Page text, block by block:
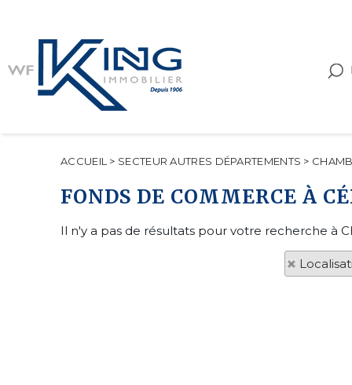
ACCUEIL > SECTEUR AUTRES DÉPARTEMENTS >
FONDS DE COMMERCE À
Il n'y a pas de résultats pour votre recherche à